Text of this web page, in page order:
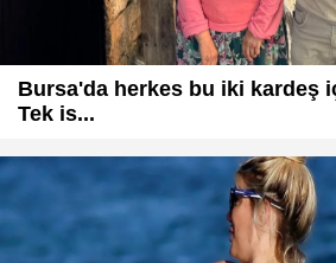
Bursa'da herkes bu iki kardeş
Tek is...